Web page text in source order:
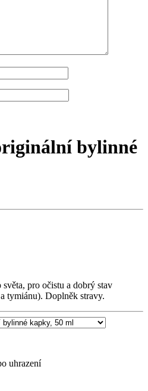
bylinné
pro očistu a dobrý stav
tymiánu). Doplněk stravy.
uhrazení